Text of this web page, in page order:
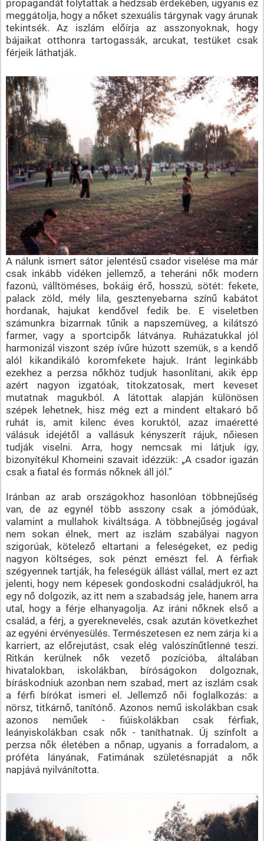
propagandát folytattak a hedzsab érdekében, ugyanis ez
meggátolja, hogy a nőket szexuális tárgynak vagy árunak
tekintsék. Az iszlám előírja az asszonyoknak, hogy
bájaikat otthonra tartogassák, arcukat, testüket csak
férjeik láthatják.
A nálunk ismert sátor jelentésű csador viselése ma már
csak inkább vidéken jellemző, a teheráni nők modern
fazonú, válltöméses, bokáig érő, hosszú, sötét: fekete,
palack zöld, mély lila, gesztenyebarna színű kabátot
hordanak, hajukat kendővel fedik be. E viseletben
számunkra bizarrnak tűnik a napszemüveg, a kilátszó
farmer, vagy a sportcipők látványa. Ruházatukkal jól
harmonizál viszont szép ívűre húzott szemük, s a kendő
alól kikandikáló koromfekete hajuk. Iránt leginkább
ezekhez a perzsa nőkhöz tudjuk hasonlítani, akik épp
azért nagyon izgatóak, titokzatosak, mert keveset
mutatnak magukból. A látottak alapján különösen
szépek lehetnek, hisz még ezt a mindent eltakaró bő
ruhát is, amit kilenc éves koruktól, azaz imaéretté
válásuk idejétől a vallásuk kényszerít rájuk, nőiesen
tudják viselni. Arra, hogy nemcsak mi látjuk így,
bizonyítékul Khomeini szavait idézzük: „A csador igazán
csak a fiatal és formás nőknek áll jól.”
Iránban az arab országokhoz hasonlóan többnejűség
van, de az egynél több asszony csak a jómódúak,
valamint a mullahok kiváltsága. A többnejűség jogával
nem sokan élnek, mert az iszlám szabályai nagyon
szigorúak, kötelező eltartani a feleségeket, ez pedig
nagyon költséges, sok pénzt emészt fel. A férfiak
szégyennek tartják, ha feleségük állást vállal, mert ez azt
jelenti, hogy nem képesek gondoskodni családjukról, ha
egy nő dolgozik, az itt nem a szabadság jele, hanem arra
utal, hogy a férje elhanyagolja. Az iráni nőknek első a
család, a férj, a gyereknevelés, csak azután következhet
az egyéni érvényesülés. Természetesen ez nem zárja ki a
karriert, az előrejutást, csak elég valószínűtlenné teszi.
Ritkán kerülnek nők vezető pozícióba, általában
hivatalokban, iskolákban, bíróságokon dolgoznak,
bíráskodniuk azonban nem szabad, mert az iszlám csak
a férfi bírókat ismeri el. Jellemző női foglalkozás: a
nörsz, titkárnő, tanítónő. Azonos nemű iskolákban csak
azonos neműek - fiúiskolákban csak férfiak,
leányiskolákban csak nők - taníthatnak. Új színfolt a
perzsa nők életében a nőnap, ugyanis a forradalom, a
próféta lányának, Fatimának születésnapját a nők
napjává nyilvánította.